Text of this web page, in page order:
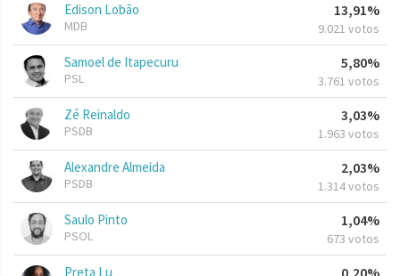
Edison Lobão
MDB
13,91%
9.021 votos
Samoel de Itapecuru
PSL
5,80%
3.761 votos
Zé Reinaldo
PSDB
3,03%
1.963 votos
Alexandre Almeida
PSDB
2,03%
1.314 votos
Saulo Pinto
PSOL
1,04%
673 votos
Preta Lu